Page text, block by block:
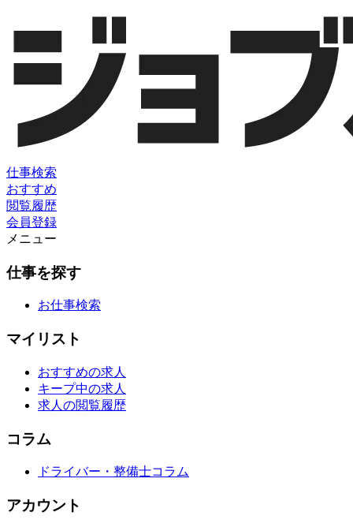
仕事検索
おすすめ
閲覧履歴
会員登録
メニュー
仕事を探す
お仕事検索
マイリスト
おすすめの求人
キープ中の求人
求人の閲覧履歴
コラム
ドライバー・整備士コラム
アカウント